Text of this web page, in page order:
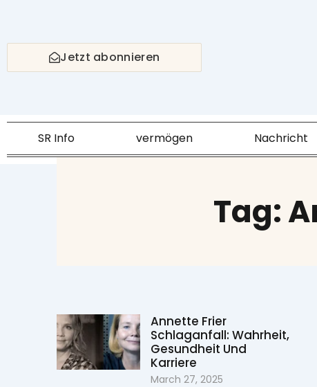
content
Jetzt abonnieren
SR Info vermögen Nachricht
Tag:
Annette Frier
Schlaganfall: Wahrheit,
Gesundheit Und
Karriere
March 27, 2025